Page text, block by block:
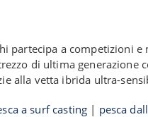
partecipa a competizioni
di ultima generazione
alla vetta ibrida ultra-
a surf casting | pesca